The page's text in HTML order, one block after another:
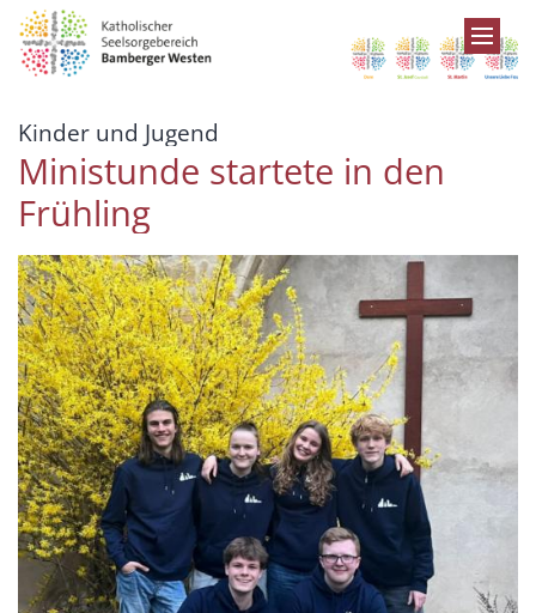
Zum Inhalt springen
Kinder und Jugend
Ministunde startete in den
Frühling